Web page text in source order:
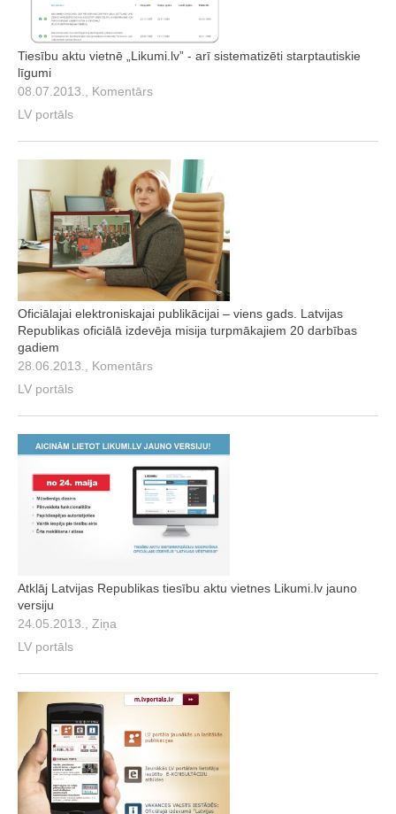
Tiesību aktu vietnē „Likumi.lv” - arī sistematizēti starptautiskie
līgumi
08.07.2013., Komentārs
LV portāls
Oficiālajai elektroniskajai publikācijai – viens gads. Latvijas
Republikas oficiālā izdevēja misija turpmākajiem 20 darbības
gadiem
28.06.2013., Komentārs
LV portāls
Atklāj Latvijas Republikas tiesību aktu vietnes Likumi.lv jauno
versiju
24.05.2013., Ziņa
LV portāls